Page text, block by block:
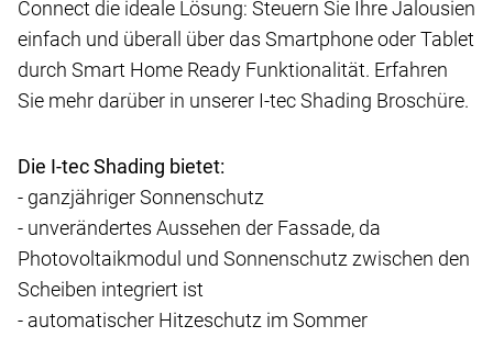
Connect die ideale Lösung: Steuern Sie Ihre Jalousien
einfach und überall über das Smartphone oder Tablet
durch Smart Home Ready Funktionalität. Erfahren
Sie mehr darüber in unserer I-tec Shading Broschüre.
Die I-tec Shading bietet:
- ganzjähriger Sonnenschutz
- unverändertes Aussehen der Fassade, da
Photovoltaikmodul und Sonnenschutz zwischen den
Scheiben integriert ist
- automatischer Hitzeschutz im Sommer